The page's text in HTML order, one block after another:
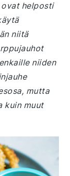
ovat helposti
niitä
niiden
mutta
kuin muut